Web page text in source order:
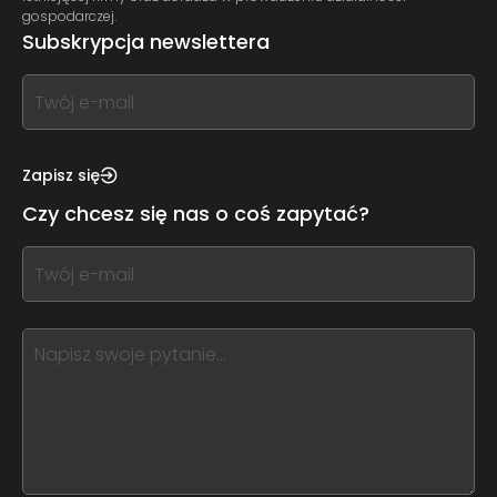
gospodarczej.
Subskrypcja newslettera
If
you
this,
this
form
field
blank
Zapisz się
Czy chcesz się nas o coś zapytać?
If
you
this,
leave